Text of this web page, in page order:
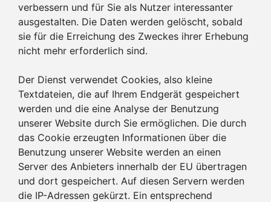
verbessern und für Sie als Nutzer interessanter
ausgestalten. Die Daten werden gelöscht, sobald
sie für die Erreichung des Zweckes ihrer Erhebung
nicht mehr erforderlich sind.
Der Dienst verwendet Cookies, also kleine
Textdateien, die auf Ihrem Endgerät gespeichert
werden und die eine Analyse der Benutzung
unserer Website durch Sie ermöglichen. Die durch
das Cookie erzeugten Informationen über die
Benutzung unserer Website werden an einen
Server des Anbieters innerhalb der EU übertragen
und dort gespeichert. Auf diesen Servern werden
die IP-Adressen gekürzt. Ein entsprechend